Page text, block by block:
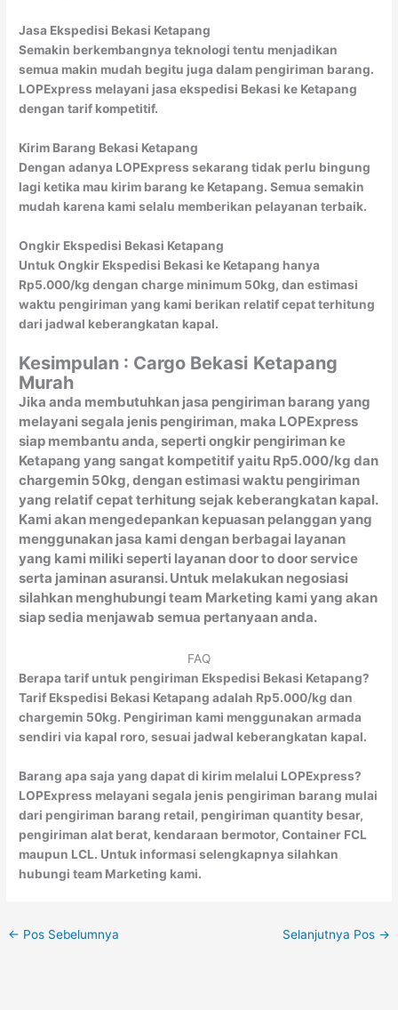
Jasa Ekspedisi Bekasi Ketapang
Semakin berkembangnya teknologi tentu menjadikan
semua makin mudah begitu juga dalam pengiriman barang.
LOPExpress melayani jasa ekspedisi Bekasi ke Ketapang
dengan tarif kompetitif.
Kirim Barang Bekasi Ketapang
Dengan adanya LOPExpress sekarang tidak perlu bingung
lagi ketika mau kirim barang ke Ketapang. Semua semakin
mudah karena kami selalu memberikan pelayanan terbaik.
Ongkir Ekspedisi Bekasi Ketapang
Untuk Ongkir Ekspedisi Bekasi ke Ketapang hanya
Rp5.000/kg dengan charge minimum 50kg, dan estimasi
waktu pengiriman yang kami berikan relatif cepat terhitung
dari jadwal keberangkatan kapal.
Kesimpulan : Cargo Bekasi Ketapang
Murah
Jika anda membutuhkan jasa pengiriman barang yang
melayani segala jenis pengiriman, maka LOPExpress
siap membantu anda, seperti ongkir pengiriman ke
Ketapang yang sangat kompetitif yaitu Rp5.000/kg dan
chargemin 50kg, dengan estimasi waktu pengiriman
yang relatif cepat terhitung sejak keberangkatan kapal.
Kami akan mengedepankan kepuasan pelanggan yang
menggunakan jasa kami dengan berbagai layanan
yang kami miliki seperti layanan door to door service
serta jaminan asuransi. Untuk melakukan negosiasi
silahkan menghubungi team Marketing kami yang akan
siap sedia menjawab semua pertanyaan anda.
FAQ
Berapa tarif untuk pengiriman Ekspedisi Bekasi Ketapang?
Tarif Ekspedisi Bekasi Ketapang adalah Rp5.000/kg dan
chargemin 50kg. Pengiriman kami menggunakan armada
sendiri via kapal roro, sesuai jadwal keberangkatan kapal.
Barang apa saja yang dapat di kirim melalui LOPExpress?
LOPExpress melayani segala jenis pengiriman barang mulai
dari pengiriman barang retail, pengiriman quantity besar,
pengiriman alat berat, kendaraan bermotor, Container FCL
maupun LCL. Untuk informasi selengkapnya silahkan
hubungi team Marketing kami.
← Pos Sebelumnya Selanjutnya Pos →